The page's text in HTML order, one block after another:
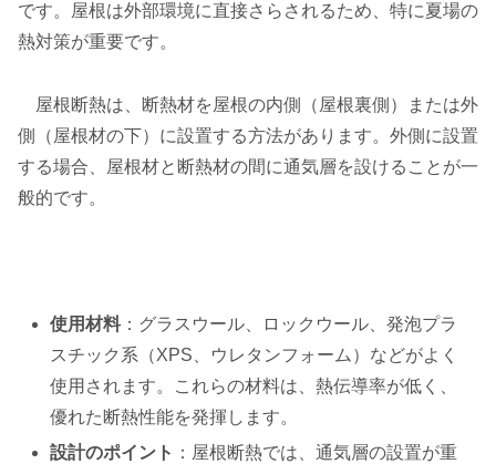
です。屋根は外部環境に直接さらされるため、特に夏場の
熱対策が重要です。
屋根断熱は、断熱材を屋根の内側（屋根裏側）または外
側（屋根材の下）に設置する方法があります。外側に設置
する場合、屋根材と断熱材の間に通気層を設けることが一
般的です。
使用材料：グラスウール、ロックウール、発泡プラ
スチック系（XPS、ウレタンフォーム）などがよく
使用されます。これらの材料は、熱伝導率が低く、
優れた断熱性能を発揮します。
設計のポイント ：屋根断熱では、通気層の設置が重